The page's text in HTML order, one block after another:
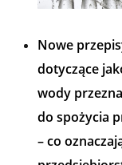
Nowe
dotyczące
wody
do spożycia
– co